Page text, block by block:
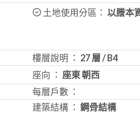
土地使用分區： 以謄本
樓層說明 ： 27 層/B4
座向 ： 座東 朝西
每層戶數 ：
建築結構 ： 鋼骨結構